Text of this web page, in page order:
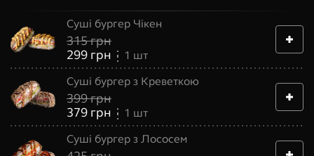
Суші бургер Чікен
315грн
299 грн 1 шт
Суші бургер з Креветкою
399грн
379 грн 1 шт
Суші бургер з Лососем